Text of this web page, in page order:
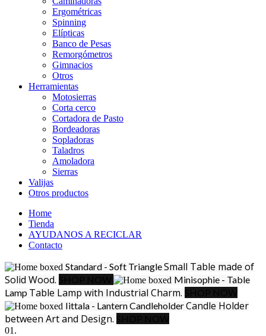
Ergométricas
Spinning
Elípticas
Banco de Pesas
Remorgómetros
Gimnacios
Otros
Herramientas
Motosierras
Corta cerco
Cortadora de Pasto
Bordeadoras
Sopladoras
Taladros
Amoladora
Sierras
Valijas
Otros productos
Home
Tienda
AYUDANOS A RECICLAR
Contacto
Standard - Soft TriangleSmall Table made of
Solid Wood.
Minisophie - Table
Lamp Table Lamp with Industrial Charm.
Iittala - Lantern CandleholderCandle Holder
between Art and Design.
01.